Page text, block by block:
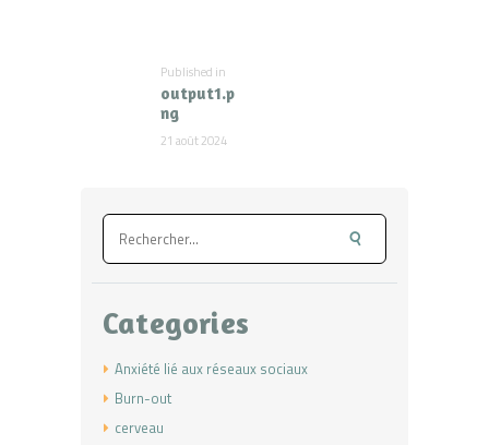
Published in
post:
output1.p
ng
21 août 2024
Rechercher :
Categories
Anxiété lié aux réseaux sociaux
Burn-out
cerveau